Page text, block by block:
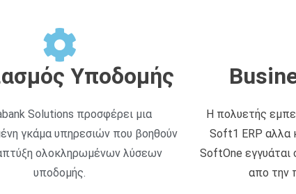
Υποδομής
Solutions προσφέρει μια
γκάμα υπηρεσιών που βοηθούν
ολοκληρωμένων λύσεων
υποδομής.
Η πολυετής
Soft1 ERP αλλα
SoftOne εγγυάται
απο την